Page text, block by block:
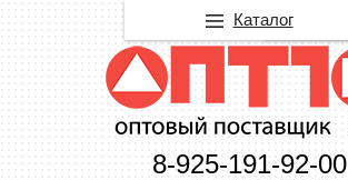
8-925-191-92-00
Каталог